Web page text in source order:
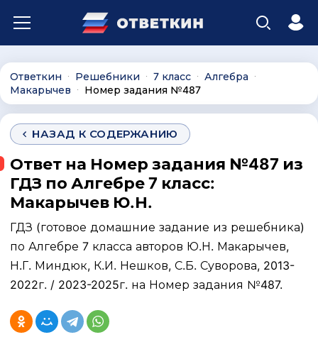
Ответкин ∙ Решебники ∙ 7 класс ∙ Алгебра ∙
Макарычев ∙ Номер задания №487
НАЗАД К СОДЕРЖАНИЮ
Ответ на Номер задания №487 из
ГДЗ по Алгебре 7 класс:
Макарычев Ю.Н.
ГДЗ (готовое домашние задание из решебника)
по Алгебре 7 класса авторов Ю.Н. Макарычев,
Н.Г. Миндюк, К.И. Нешков, С.Б. Суворова, 2013-
2022г. / 2023-2025г. на Номер задания №487.